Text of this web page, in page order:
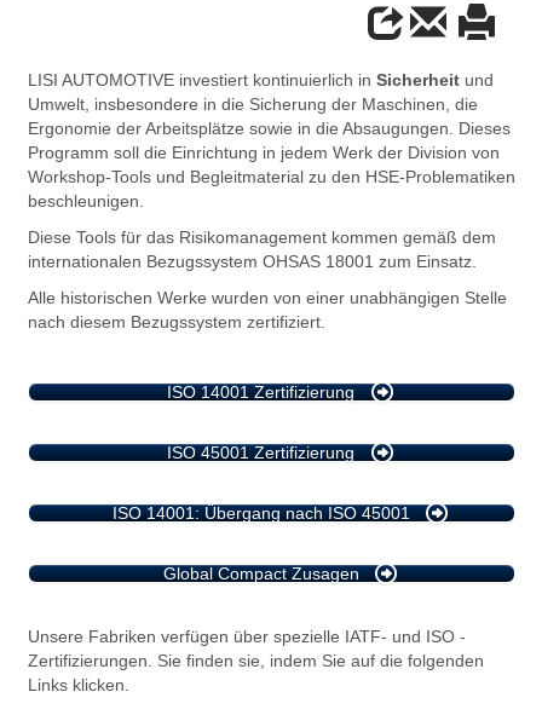
LISI AUTOMOTIVE investiert kontinuierlich in Sicherheit und
Umwelt, insbesondere in die Sicherung der Maschinen, die
Ergonomie der Arbeitsplätze sowie in die Absaugungen. Dieses
Programm soll die Einrichtung in jedem Werk der Division von
Workshop-Tools und Begleitmaterial zu den HSE-Problematiken
beschleunigen.
Diese Tools für das Risikomanagement kommen gemäß dem
internationalen Bezugssystem OHSAS 18001 zum Einsatz.
Alle historischen Werke wurden von einer unabhängigen Stelle
nach diesem Bezugssystem zertifiziert.
ISO 14001 Zertifizierung
ISO 45001 Zertifizierung
ISO 14001: Übergang nach ISO 45001
Global Compact Zusagen
Unsere Fabriken verfügen über spezielle IATF- und ISO -
Zertifizierungen. Sie finden sie, indem Sie auf die folgenden
Links klicken.